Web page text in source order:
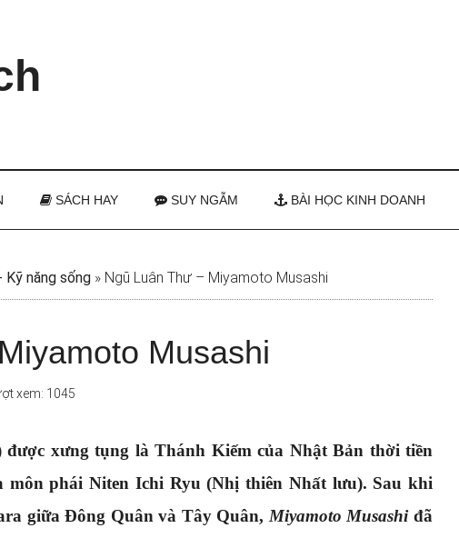
SÁCH HAY SUY NGẪM BÀI HỌC KINH DOANH
năng sống » Ngũ Luân Thư – Miyamoto Musashi
Musashi
xem: 1045
được xưng tụng là Thánh Kiếm của Nhật Bản thời tiền
môn phái Niten Ichi Ryu (Nhị thiên Nhất lưu). Sau khi
giữa Đông Quân và Tây Quân, Miyamoto Musashiđã